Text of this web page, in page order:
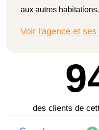
aux autres habitations.
Voir l'agence et
des clients de